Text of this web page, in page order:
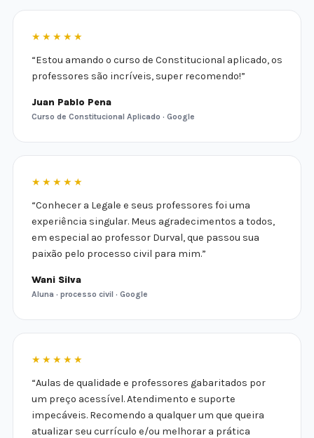
★★★★★
“Estou amando o curso de Constitucional aplicado, os
professores são incríveis, super recomendo!”
Juan Pablo Pena
Curso de Constitucional Aplicado · Google
★★★★★
“Conhecer a Legale e seus professores foi uma
experiência singular. Meus agradecimentos a todos,
em especial ao professor Durval, que passou sua
paixão pelo processo civil para mim.”
Wani Silva
Aluna · processo civil · Google
★★★★★
“Aulas de qualidade e professores gabaritados por
um preço acessível. Atendimento e suporte
impecáveis. Recomendo a qualquer um que queira
atualizar seu currículo e/ou melhorar a prática